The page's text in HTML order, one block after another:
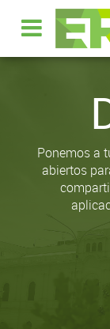
Ponemos a
abiertos